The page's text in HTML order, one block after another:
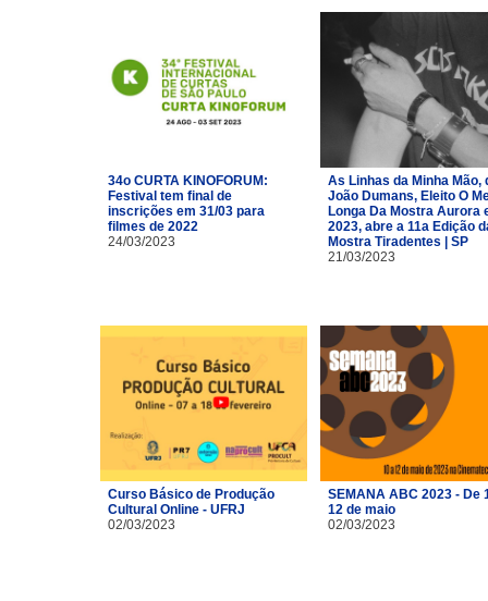
34o CURTA KINOFORUM:
Festival tem final de
inscrições em 31/03 para
filmes de 2022
24/03/2023
As Linhas da Minha Mão,
João Dumans, Eleito O
Longa Da Mostra Aurora
2023, abre a 11a Edição
Mostra Tiradentes | SP
21/03/2023
Curso Básico de Produção
Cultural Online - UFRJ
02/03/2023
SEMANA ABC 2023 - De
12 de maio
02/03/2023